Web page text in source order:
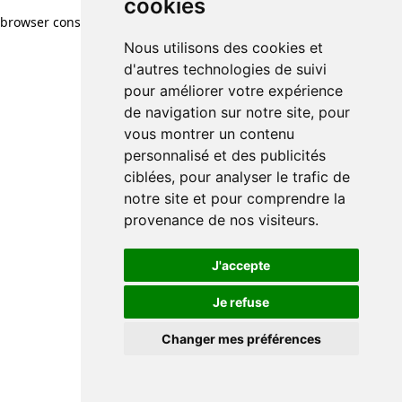
cookies
Nous utilisons des cookies et
d'autres technologies de suivi
pour améliorer votre expérience
de navigation sur notre site, pour
vous montrer un contenu
personnalisé et des publicités
ciblées, pour analyser le trafic de
notre site et pour comprendre la
provenance de nos visiteurs.
J'accepte
Je refuse
Changer mes préférences
browser console for more information)